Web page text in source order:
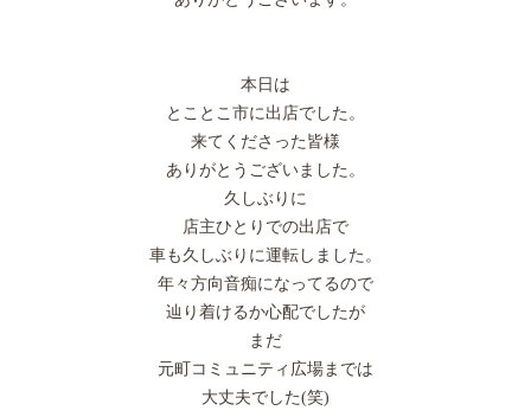
本日は
とことこ市に出店でした。
来てくださった皆様
ありがとうございました。
久しぶりに
店主ひとりでの出店で
車も久しぶりに運転しました。
年々方向音痴になってるので
辿り着けるか心配でしたが
まだ
元町コミュニティ広場までは
大丈夫でした(笑)